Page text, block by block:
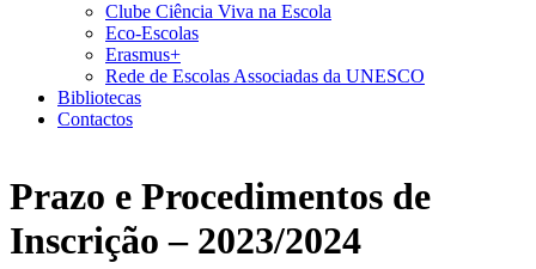
Clube Ciência Viva na Escola
Eco-Escolas
Erasmus+
Rede de Escolas Associadas da UNESCO
Bibliotecas
Contactos
Prazo e Procedimentos de
Inscrição – 2023/2024